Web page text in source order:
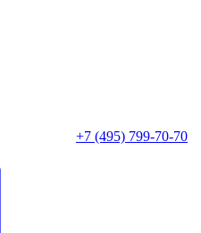
+7 (495) 799-70-70